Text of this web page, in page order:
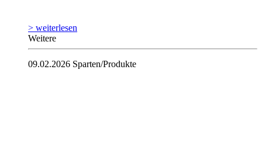
> weiterlesen
Weitere
09.02.2026 Sparten/Produkte